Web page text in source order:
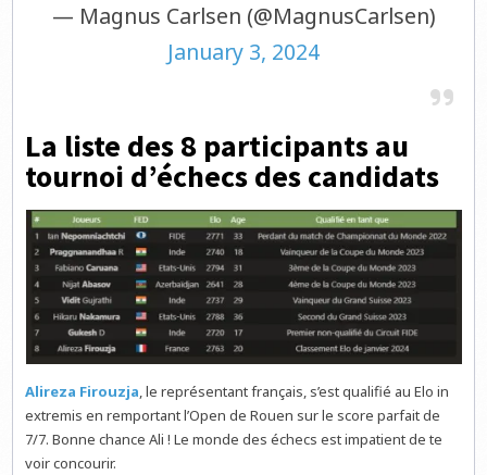
— Magnus Carlsen (@MagnusCarlsen)
January 3, 2024
La liste des 8 participants au
tournoi d’échecs des candidats
Alireza Firouzja , le représentant français, s’est qualifié au Elo in
extremis en remportant l’Open de Rouen sur le score parfait de
7/7. Bonne chance Ali ! Le monde des échecs est impatient de te
voir concourir.